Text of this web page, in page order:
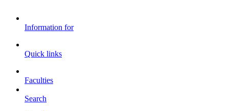
Information for
Quick links
Faculties
Search